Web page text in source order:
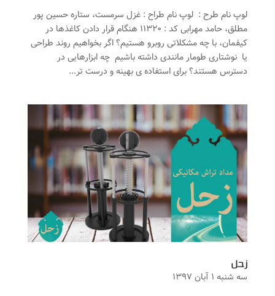
لوپ نام طرح : لوپ نام طراح : غزل سرمست، ستاره حسین پور
مطلق، حامد مهرابی کد : ۱۱۳۲۰ هنگام قرار دادن کاغذها در
کیفمان، با چه مشکلاتی روبرو هستیم؟ اگر بخواهیم روند طراحی
یا نوشتاری طومار مانندی داشته باشیم چه ابزارهایی در
دسترس هستند؟ برای استفاده ی بهینه و درست تر...
زحل
سه شنبه ۱ آبان ۱۳۹۷